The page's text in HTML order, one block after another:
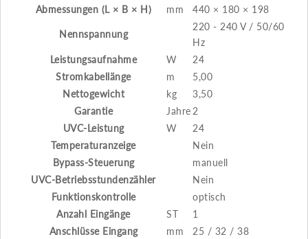
Abmessungen (L × B × H) mm 440 × 180 × 198
Nennspannung
220 - 240 V / 50/60
Hz
Leistungsaufnahme
W
24
Stromkabellänge
m
5,00
Nettogewicht
kg
3,50
Garantie
Jahre 2
UVC-Leistung
W
24
Temperaturanzeige
Nein
Bypass-Steuerung
manuell
UVC-Betriebsstundenzähler
Nein
Funktionskontrolle
optisch
Anzahl Eingänge
ST
1
Anschlüsse Eingang
mm
25 / 32 / 38